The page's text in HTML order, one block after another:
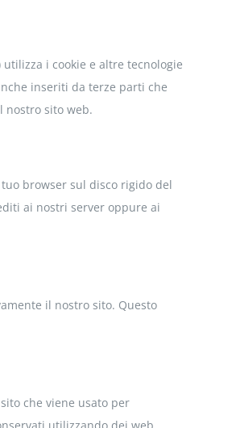
utilizza i cookie e altre tecnologie
inseriti da terze parti che
nostro sito web.
browser sul disco rigido del
ai nostri server oppure ai
il nostro sito. Questo
che viene usato per